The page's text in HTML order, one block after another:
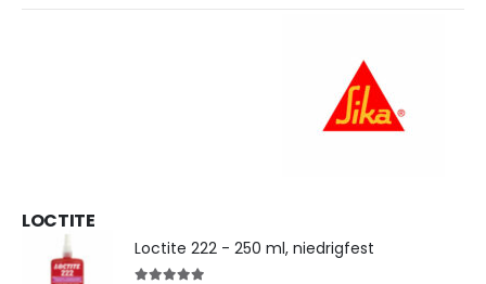
LOCTITE
Loctite 222 - 250 ml, niedrigfest